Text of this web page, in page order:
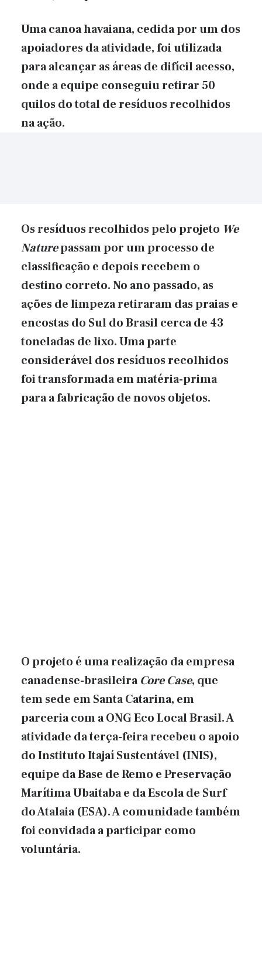
Uma canoa havaiana, cedida por um dos
apoiadores da atividade, foi utilizada
para alcançar as áreas de difícil acesso,
onde a equipe conseguiu retirar 50
quilos do total de resíduos recolhidos
na ação.
Os resíduos recolhidos pelo projeto We
Naturepassam por um processo de
classificação e depois recebem o
destino correto. No ano passado, as
ações de limpeza retiraram das praias e
encostas do Sul do Brasil cerca de 43
toneladas de lixo. Uma parte
considerável dos resíduos recolhidos
foi transformada em matéria-prima
para a fabricação de novos objetos.
O projeto é uma realização da empresa
canadense-brasileiraCore Case, que
tem sede em Santa Catarina, em
parceria com a ONG Eco Local Brasil. A
atividade da terça-feira recebeu o apoio
do Instituto Itajaí Sustentável (INIS),
equipe da Base de Remo e Preservação
Marítima Ubaitaba e da Escola de Surf
do Atalaia (ESA). A comunidade também
foi convidada a participar como
voluntária.